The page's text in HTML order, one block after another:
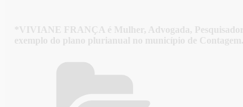
*VIVIANE FRANÇA é Mulher, Advogada,
exemplo do plano plurianual no município de